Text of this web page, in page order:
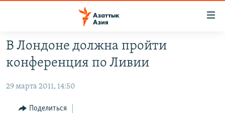
Вернуться
основному
Вернутся
главной
ЦЕНТРАЛЬНАЯ АЗИЯ
КАЗАХСТАН
КЫРГЫЗСТАН
УЗБЕКИСТАН
НОВОСТИ
ВОЙНА В УКРАИНЕ
НА ДРУГИХ ЯЗЫКАХ
В Лондоне должна пройти
конференция по Ливии
29 марта 2011, 14:50
Поделиться